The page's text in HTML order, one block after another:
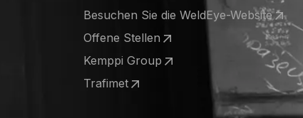
Besuchen Sie die WeldEye-Website
(opens in a new tab)
Offene Stellen
(opens in a new tab)
Kemppi Group
(opens in a new tab)
Trafimet